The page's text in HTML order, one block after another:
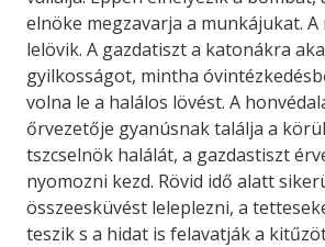
elnöke megzavarja a munkájukat.
lelövik. A gazdatiszt a katonákra
gyilkosságot, mintha
volna le a halálos lövést. A
őrvezetője gyanúsnak találja a
tszcselnök halálát, a gazdastiszt
nyomozni kezd. Rövid idő alatt
összeesküvést leleplezni, a
teszik s a hidat is felavatják a